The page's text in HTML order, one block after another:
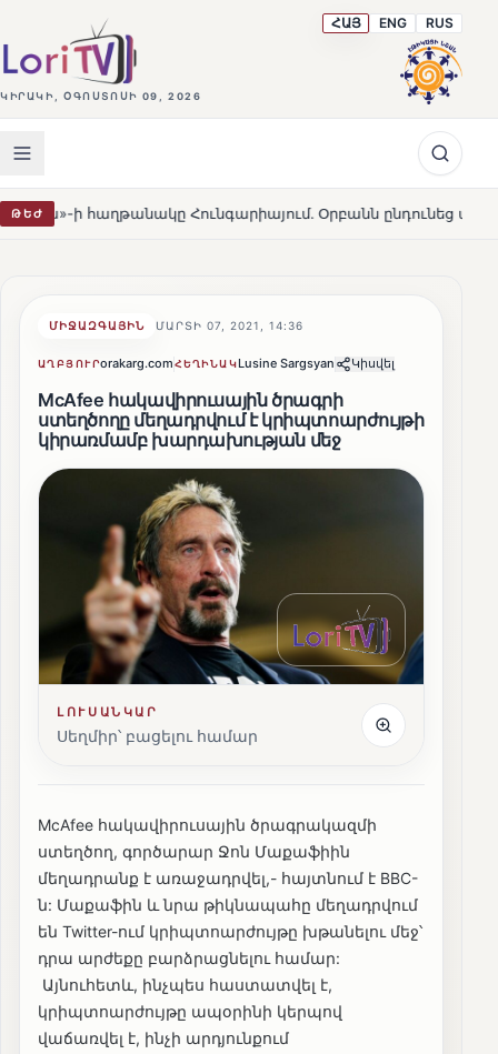
ԿԻՐԱԿԻ, ՕԳՈՍՏՈՍԻ 09, 2026
ՀԱՅ ENG RUS
ԹԵԺ Հունգարիայում․ Օրբանն ընդունեց պարտությունը
ՄԻՋԱԶԳԱՅԻՆ ՄԱՐՏԻ 07, 2021, 14:36
ԱՂԲՅՈՒՐorakarg.comՀԵՂԻՆԱԿLusine Sargsyan Կիսվել
McAfee հակավիրուսային ծրագրի
ստեղծողը մեղադրվում է կրիպտոարժույթի
կիրառմամբ խարդախության մեջ
ԼՈՒՍԱՆԿԱՐ
Սեղմիր՝ բացելու համար
McAfee հակավիրուսային ծրագրակազմի
ստեղծող, գործարար Ջոն Մաքաֆիին
մեղադրանք է առաջադրվել,- հայտնում է BBC-
ն: Մաքաֆին և նրա թիկնապահը մեղադրվում
են Twitter-ում կրիպտոարժույթը խթանելու մեջ՝
դրա արժեքը բարձրացնելու համար:
Այնուհետև, ինչպես հաստատվել է,
կրիպտոարժույթը ապօրինի կերպով
վաճառվել է, ինչի արդյունքում